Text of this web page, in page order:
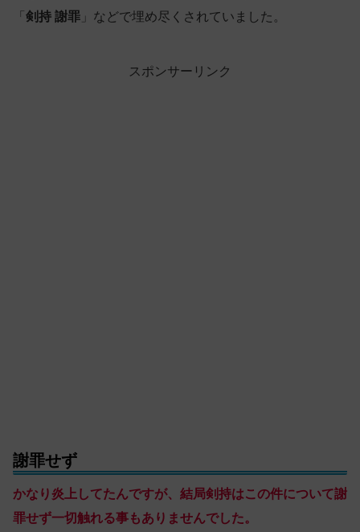
「 剣持 謝罪 」などで埋め尽くされていました。
スポンサーリンク
謝罪せず
かなり炎上してたんですが、結局剣持はこの件について謝
罪せず一切触れる事もありませんでした。